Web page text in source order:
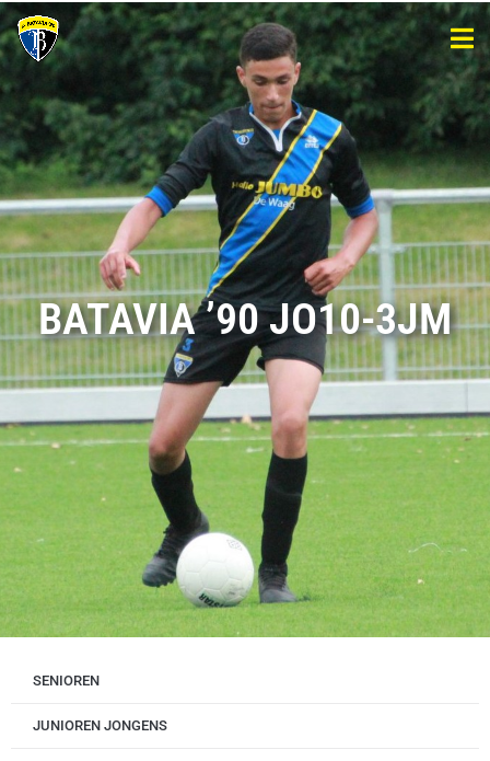
BATAVIA ’90 JO10-3JM
SENIOREN
JUNIOREN JONGENS